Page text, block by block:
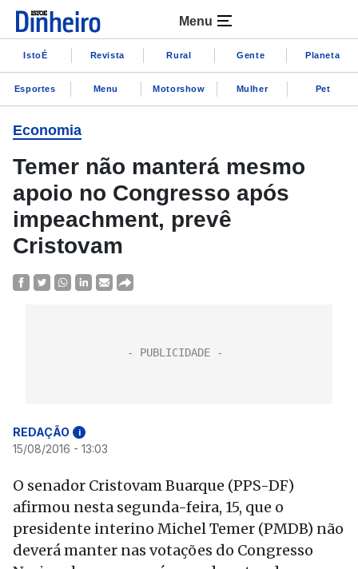
Menu
IstoÉ Revista Rural Gente Planeta
Esportes Menu Motorshow Mulher Pet
Economia
Temer não manterá mesmo
apoio no Congresso após
impeachment, prevê
Cristovam
REDAÇÃO i
15/08/2016 - 13:03
O senador Cristovam Buarque (PPS-DF)
afirmou nesta segunda-feira, 15, que o
presidente interino Michel Temer (PMDB) não
deverá manter nas votações do Congresso